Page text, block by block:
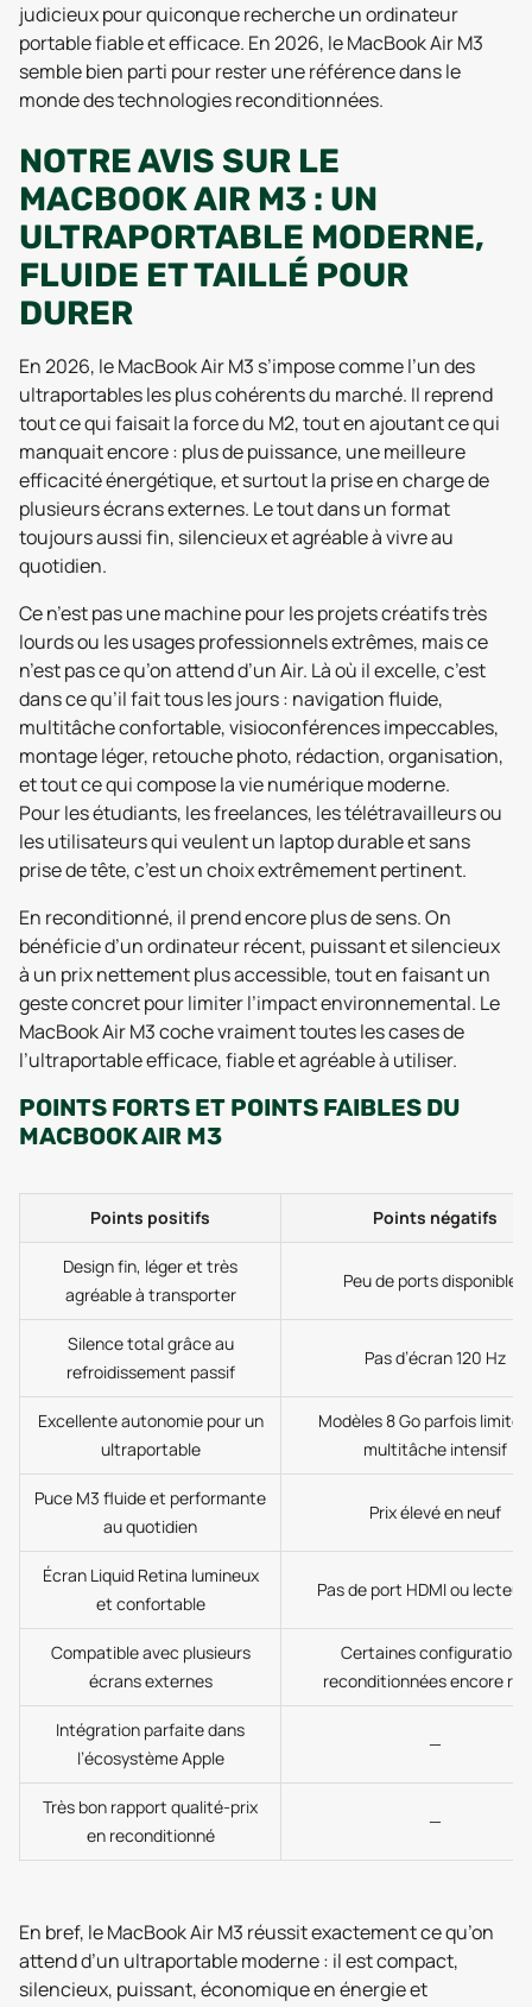
judicieux pour quiconque recherche un ordinateur
portable fiable et efficace. En 2026, le MacBook Air M3
semble bien parti pour rester une référence dans le
monde des technologies reconditionnées.
NOTRE AVIS SUR LE
MACBOOK AIR M3 : UN
ULTRAPORTABLE MODERNE,
FLUIDE ET TAILLÉ POUR
DURER
En 2026, le MacBook Air M3 s’impose comme l’un des
ultraportables les plus cohérents du marché. Il reprend
tout ce qui faisait la force du M2, tout en ajoutant ce qui
manquait encore : plus de puissance, une meilleure
efficacité énergétique, et surtout la prise en charge de
plusieurs écrans externes. Le tout dans un format
toujours aussi fin, silencieux et agréable à vivre au
quotidien.
Ce n’est pas une machine pour les projets créatifs très
lourds ou les usages professionnels extrêmes, mais ce
n’est pas ce qu’on attend d’un Air. Là où il excelle, c’est
dans ce qu’il fait tous les jours : navigation fluide,
multitâche confortable, visioconférences impeccables,
montage léger, retouche photo, rédaction, organisation,
et tout ce qui compose la vie numérique moderne.
Pour les étudiants, les freelances, les télétravailleurs ou
les utilisateurs qui veulent un laptop durable et sans
prise de tête, c’est un choix extrêmement pertinent.
En reconditionné, il prend encore plus de sens. On
bénéficie d’un ordinateur récent, puissant et silencieux
à un prix nettement plus accessible, tout en faisant un
geste concret pour limiter l’impact environnemental. Le
MacBook Air M3 coche vraiment toutes les cases de
l’ultraportable efficace, fiable et agréable à utiliser.
POINTS FORTS ET POINTS FAIBLES DU
MACBOOK AIR M3
Points positifs Points négatifs
Design fin, léger et très
agréable à transporter
Peu de ports disponibles
Silence total grâce au
refroidissement passif
Pas d’écran 120 Hz
Excellente autonomie pour un
ultraportable
Modèles 8 Go parfois
multitâche intensif
Puce M3 fluide et performante
au quotidien
Prix élevé en neuf
Écran Liquid Retina lumineux
et confortable
Pas de port HDMI ou lecteur
Compatible avec plusieurs
écrans externes
Certaines configurations
reconditionnées encore
Intégration parfaite dans
l’écosystème Apple
—
Très bon rapport qualité-prix
en reconditionné
—
En bref, le MacBook Air M3 réussit exactement ce qu’on
attend d’un ultraportable moderne : il est compact,
silencieux, puissant, économique en énergie et